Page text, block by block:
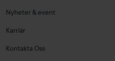
Nyheter & event
Karriär
Kontakta Oss